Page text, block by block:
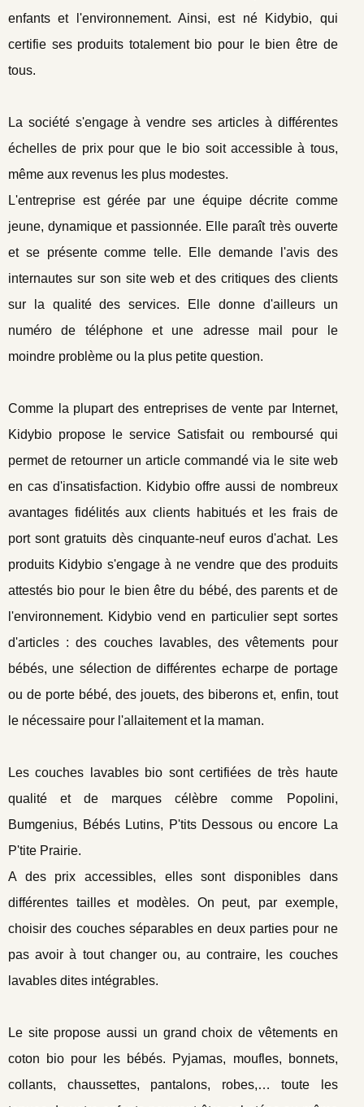
enfants et l'environnement. Ainsi, est né Kidybio, qui
certifie ses produits totalement bio pour le bien être de
tous.
La société s'engage à vendre ses articles à différentes
échelles de prix pour que le bio soit accessible à tous,
même aux revenus les plus modestes.
L'entreprise est gérée par une équipe décrite comme
jeune, dynamique et passionnée. Elle paraît très ouverte
et se présente comme telle. Elle demande l'avis des
internautes sur son site web et des critiques des clients
sur la qualité des services. Elle donne d'ailleurs un
numéro de téléphone et une adresse mail pour le
moindre problème ou la plus petite question.
Comme la plupart des entreprises de vente par Internet,
Kidybio propose le service Satisfait ou remboursé qui
permet de retourner un article commandé via le site web
en cas d'insatisfaction. Kidybio offre aussi de nombreux
avantages fidélités aux clients habitués et les frais de
port sont gratuits dès cinquante-neuf euros d'achat. Les
produits Kidybio s'engage à ne vendre que des produits
attestés bio pour le bien être du bébé, des parents et de
l'environnement. Kidybio vend en particulier sept sortes
d'articles : des couches lavables, des vêtements pour
bébés, une sélection de différentes echarpe de portage
ou de porte bébé, des jouets, des biberons et, enfin, tout
le nécessaire pour l'allaitement et la maman.
Les couches lavables bio sont certifiées de très haute
qualité et de marques célèbre comme Popolini,
Bumgenius, Bébés Lutins, P'tits Dessous ou encore La
P'tite Prairie.
A des prix accessibles, elles sont disponibles dans
différentes tailles et modèles. On peut, par exemple,
choisir des couches séparables en deux parties pour ne
pas avoir à tout changer ou, au contraire, les couches
lavables dites intégrables.
Le site propose aussi un grand choix de vêtements en
coton bio pour les bébés. Pyjamas, moufles, bonnets,
collants, chaussettes, pantalons, robes,… toute les